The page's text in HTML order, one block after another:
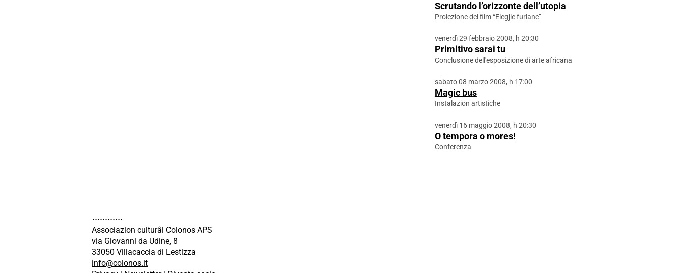
Scrutando l’orizzonte dell’utopia
Proiezione del film “Elegjie furlane”
venerdì 29 febbraio 2008, h 20:30
Primitivo sarai tu
Conclusione dell'esposizione di arte africana
sabato 08 marzo 2008, h 17:00
Magic bus
Instalazion artistiche
venerdì 16 maggio 2008, h 20:30
O tempora o mores!
Conferenza
Associazion culturâl Colonos APS
via Giovanni da Udine, 8
33050 Villacaccia di Lestizza
info@colonos.it